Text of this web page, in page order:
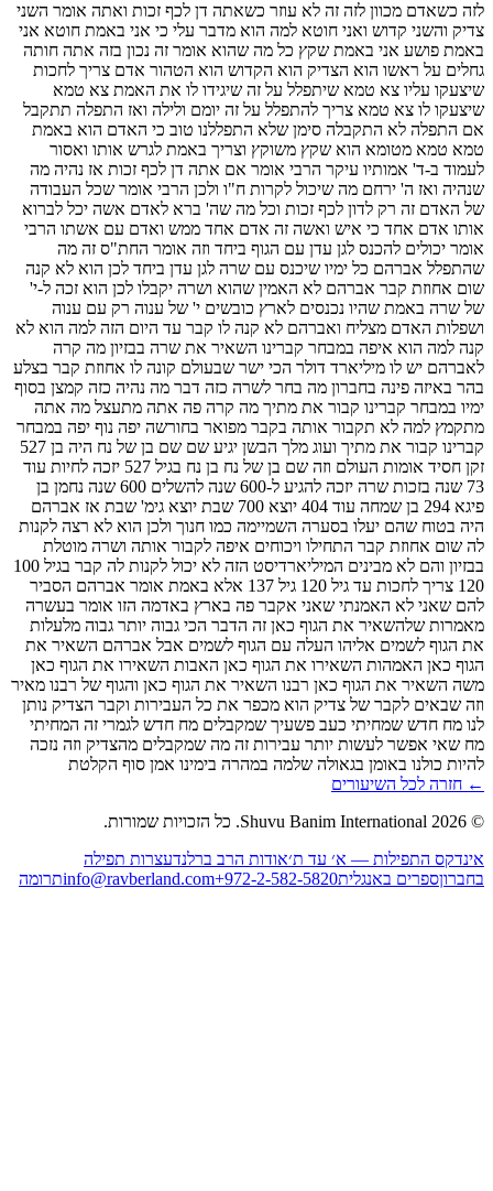
לכל השיעורים
2026
Shuvu Banim International.
כל הזכויות שמורות.
התפילות — א׳ עד ת׳אודות הרב ברלנדעצרות תפילה
ספרים באנגלית info@ravberland.com+972-2-582-5820 תרומה